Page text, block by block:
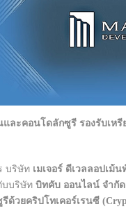
ละคอนโดลักซูรี รองรับเห
บริษัท เมเจอร์ ดีเวลลอปเม้น
บบริษัท บิทคับ ออนไลน์ จำกั
ด้วยคริปโทเคอร์เรนซี